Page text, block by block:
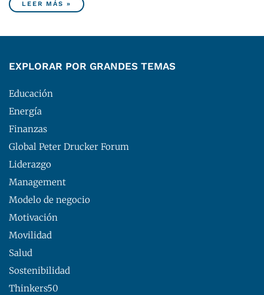
LEER MÁS »
EXPLORAR POR GRANDES TEMAS
Educación
Energía
Finanzas
Global Peter Drucker Forum
Liderazgo
Management
Modelo de negocio
Motivación
Movilidad
Salud
Sostenibilidad
Thinkers50